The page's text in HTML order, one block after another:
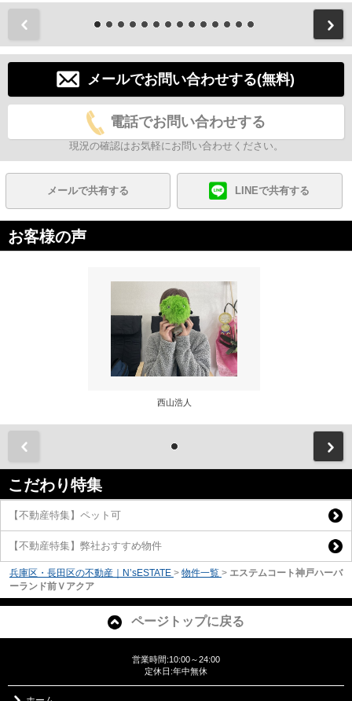
メールでお問い合わせする(無料)
電話でお問い合わせする
現況の確認はお気軽にお問い合わせください。
メールで共有する LINEで共有する
お客様の声
西山浩人
こだわり特集
【不動産特集】ペット可
【不動産特集】弊社おすすめ物件
兵庫区・長田区の不動産｜N’sESTATE > 物件一覧 > エステムコート神戸ハーバ
ーランド前Ｖアクア
ページトップに戻る
営業時間:10:00～24:00
定休日:年中無休